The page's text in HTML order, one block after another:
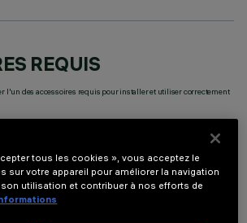
REQUIS
l'un des accessoires requis pour installer et utiliser correctement
OPTIONNELS
tous les cookies », vous acceptez le
sur votre appareil pour améliorer la navigation
utilisation et contribuer à nos efforts de